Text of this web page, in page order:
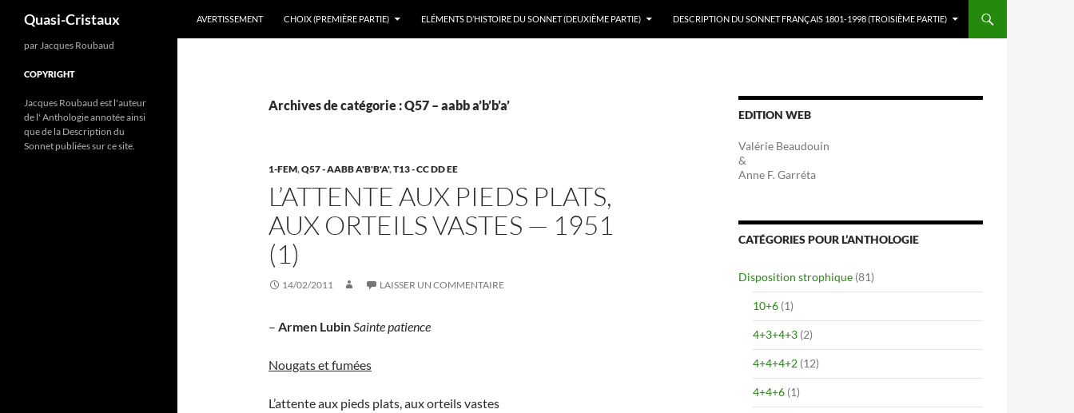
Aller
Quasi-Cristaux AVERTISSEMENT CHOIX (PREMIÈRE PARTIE) ELÉMENTS D’HISTOIRE DU SONNET (DEUXIÈME PARTIE) DESCRIPTION DU SONNET FRANÇAIS 1801-1998 (TROISIÈME PARTIE)
Archives de catégorie : Q57 – aabb a’b’b’a’
1-FEM,Q57 - AABB A'B'B'A',T13 - CC DD EE
L’ATTENTE AUX PIEDS PLATS,
AUX ORTEILS VASTES — 1951
(1)
14/02/2011 LAISSER UN COMMENTAIRE
– Armen LubinSainte patience
Nougats et fumées
L’attente aux pieds plats, aux orteils vastes
EDITION WEB
Valérie Beaudouin
&
Anne F. Garréta
CATÉGORIES POUR L’ANTHOLOGIE
Disposition strophique (81)
10+6 (1)
4+3+4+3 (2)
4+4+4+2 (12)
4+4+6 (1)
par Jacques Roubaud
COPYRIGHT
Jacques Roubaud est l'auteur
de l' Anthologie annotée ainsi
que de la Description du
Sonnet publiées sur ce site.